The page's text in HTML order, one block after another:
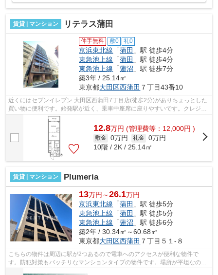
賃貸 | マンション リテラス蒲田
仲手無料 敷0 礼0
京浜東北線 「蒲田 」駅 徒歩4分
東急池上線 「蒲田 」駅 徒歩4分
東急池上線 「蓮沼 」駅 徒歩7分
築3年 / 25.14㎡
東京都大田区西蒲田 ７丁目43番10
近くにはセブンイレブン 大田区西蒲田7丁目店(徒歩2分)がありちょっとした
買い物に便利です。始発駅が近く、乗車中座席に座りやすいです。クレジッ
トカードで初期費用がお支払いいただ...
12.8万円 (管理費等：12,000円 )
敷金 0万円 礼金 0万円
10階 / 2K / 25.14㎡
賃貸 | マンション Plumeria
13万円～26.1万円
京浜東北線 「蒲田 」駅 徒歩5分
東急池上線 「蒲田 」駅 徒歩5分
東急池上線 「蓮沼 」駅 徒歩6分
築2年 / 30.34㎡～60.68㎡
東京都大田区西蒲田 ７丁目５１-８
こちらの物件は周辺に駅が2つあるので電車へのアクセスが便利な物件で
す。防犯対策もバッチリなマンションタイプの物件です。場所が平坦なの